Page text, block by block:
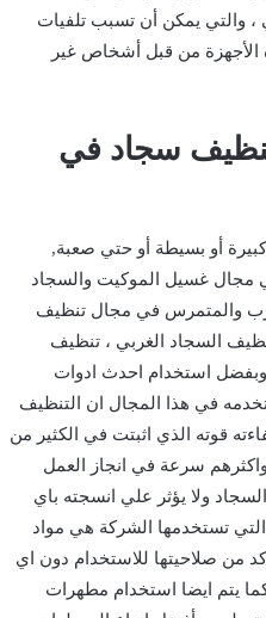
، والتي يمكن أن تسبب تلفيات
الأجهزة من قبل أشخاص غير
سجاد في
أو بسيطة أو حتي صعبة,
مجال غسيل الموكيت والسجاد
والمتمرس في مجال تنظيف
السجاد الغربي ، تنظيف
استخدام احدث ادوات
في هذا المجال ان التنظيف
قوته الذي اثبتت في الكثير من
سرعة في انجاز العمل
ولا يؤثر علي انسجته باي
تستخدمها الشركة هي مواد
من صلاحيتها للاستخدام دون اي
يتم ايضا استخدام مطهرات